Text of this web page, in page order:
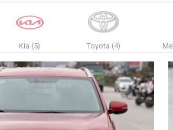
Kia (5) Toyota (4)